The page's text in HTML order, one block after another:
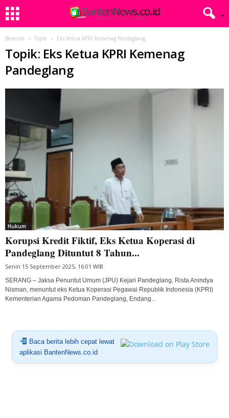
Beranda Topik Eks Ketua KPRI Kemenag Pandeglang
Topik: Eks Ketua KPRI Kemenag
Pandeglang
Hukum
Korupsi Kredit Fiktif, Eks Ketua Koperasi di
Pandeglang Dituntut 8 Tahun...
Senin 15 September 2025, 16:01 WIB
SERANG – Jaksa Penuntut Umum (JPU) Kejari Pandeglang, Rista Anindya
Nisman, menuntut eks Ketua Koperasi Pegawai Republik Indonesia (KPRI)
Kementerian Agama Pedoman Pandeglang, Endang...
Baca berita lebih cepat lewat
aplikasi BantenNews.co.id